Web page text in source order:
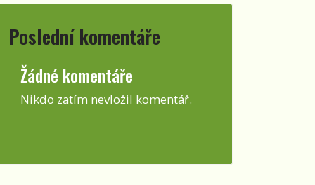
Poslední komentáře
Žádné komentáře
Nikdo zatím nevložil komentář.